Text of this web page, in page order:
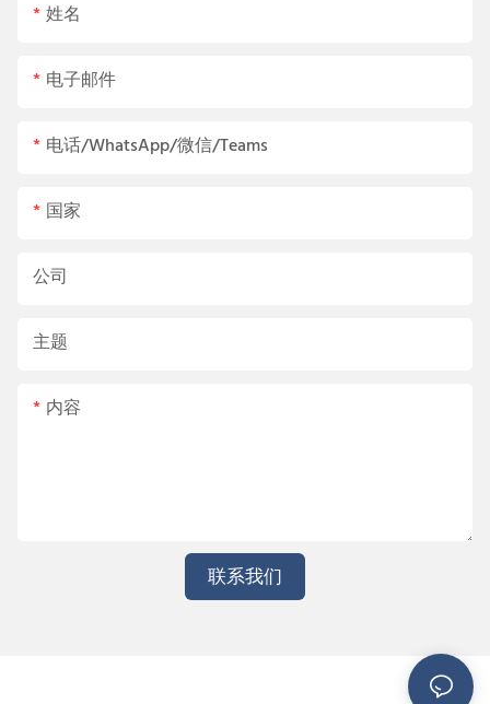
姓名
电子邮件
电话/WhatsApp/微信/Teams
国家
公司
主题
内容
联系我们